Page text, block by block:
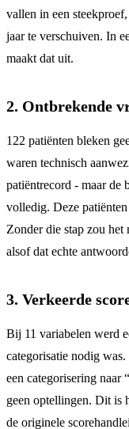
vallen in een
jaar te verschuiven. In
maakt dat uit.
2. Ontbrekende
122 patiënten bleken
waren technisch
patiëntrecord - maar de
volledig. Deze
Zonder die stap zou
alsof dat echte
3. Verkeerde
Bij 11 variabelen werd
categorisatie nodig
een categorisering naar
geen optellingen. Dit is
de originele